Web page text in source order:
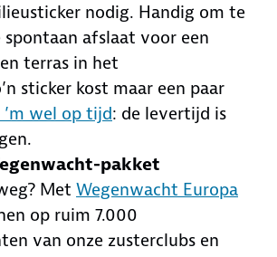
nodig. Handig om te
spontaan afslaat voor een
terras in het
sticker kost maar een paar
’m wel op tijd: de levertijd is
pakket
Met Wegenwacht Europa
op ruim 7.000
van onze zusterclubs en